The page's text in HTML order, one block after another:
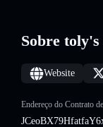
Sobre
Website
Endereço do Contrato